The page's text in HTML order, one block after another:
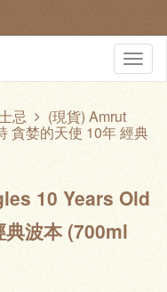
忌 (現貨) Amrut
貪婪的天使 10年 經典
10 Years Old
典波本 (700ml